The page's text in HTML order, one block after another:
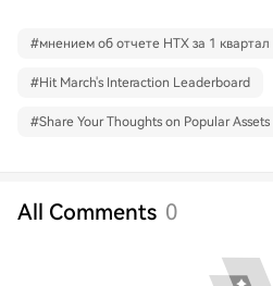
#мнением об отчете HTX за 1 квартал
#Hit March's Interaction Leaderboard
#Share Your Thoughts on Popular
All Comments 0